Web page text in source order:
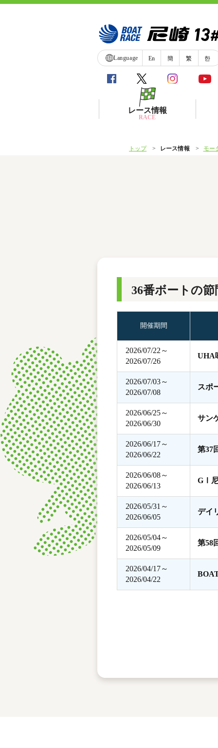
Language En 簡 繁 한
レース情報
RACE
ボートデータ
トップ レース情報 モー
36番ボートの節
開催期間
2026/07/22～
2026/07/26
UHA
2026/07/03～
2026/07/08
スポ
2026/06/25～
2026/06/30
サン
2026/06/17～
2026/06/22
第37
2026/06/08～
2026/06/13
GⅠ尼
2026/05/31～
2026/06/05
デイ
2026/05/04～
2026/05/09
第58
2026/04/17～
2026/04/22